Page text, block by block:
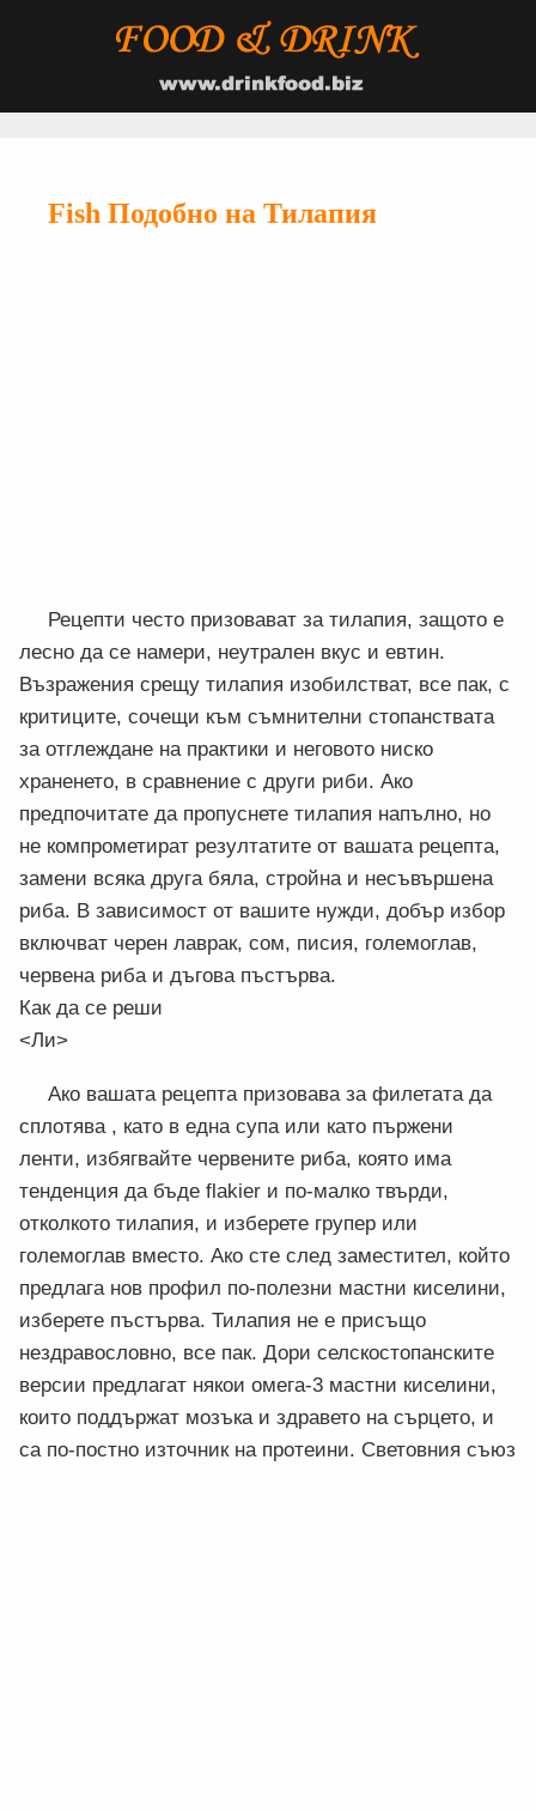
Fish Подобно на Тилапия
Рецепти често призовават за тилапия, защото е
лесно да се намери, неутрален вкус и евтин.
Възражения срещу тилапия изобилстват, все пак, с
критиците, сочещи към съмнителни стопанствата
за отглеждане на практики и неговото ниско
храненето, в сравнение с други риби. Ако
предпочитате да пропуснете тилапия напълно, но
не компрометират резултатите от вашата рецепта,
замени всяка друга бяла, стройна и несъвършена
риба. В зависимост от вашите нужди, добър избор
включват черен лаврак, сом, писия, големоглав,
червена риба и дъгова пъстърва.
Как да се реши
<Ли>
Ако вашата рецепта призовава за филетата да
сплотява , като в една супа или като пържени
ленти, избягвайте червените риба, която има
тенденция да бъде flakier и по-малко твърди,
отколкото тилапия, и изберете групер или
големоглав вместо. Ако сте след заместител, който
предлага нов профил по-полезни мастни киселини,
изберете пъстърва. Тилапия не е присъщо
нездравословно, все пак. Дори селскостопанските
версии предлагат някои омега-3 мастни киселини,
които поддържат мозъка и здравето на сърцето, и
са по-постно източник на протеини. Световния съюз